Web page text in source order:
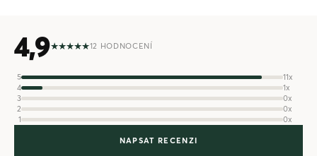
4,9 12 HODNOCENÍ
5
11x
4
1x
3
0x
2
0x
1
0x
NAPSAT RECENZI